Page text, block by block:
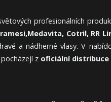
profesionálních
Medavita, Cotril, RR
a nádherné vlasy. V
z oficiální distribuce